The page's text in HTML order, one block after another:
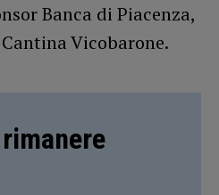
Banca di Piacenza,
Vicobarone.